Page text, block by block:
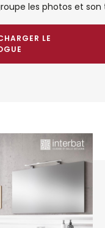
les photos et son
LE